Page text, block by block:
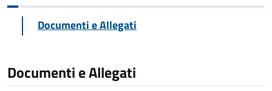
Documenti e Allegati
Documenti e Allegati